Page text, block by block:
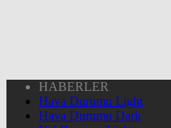
HABERLER
Hava Durumu Light
Hava Durumu Dark